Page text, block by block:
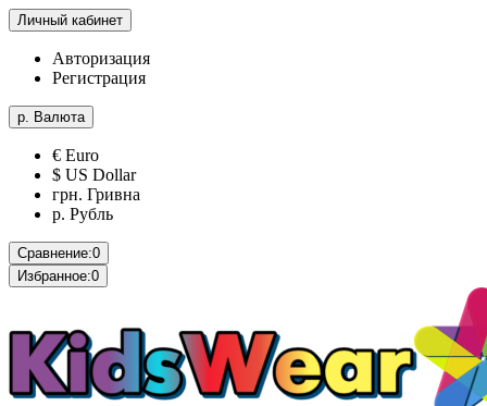
Личный кабинет
Авторизация
Регистрация
р. Валюта
€ Euro
$ US Dollar
грн. Гривна
р. Рубль
Сравнение:0
Избранное:0